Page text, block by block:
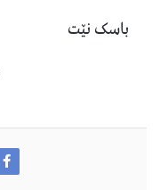
باسک نێت